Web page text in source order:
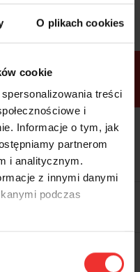
O plikach cookies
cookie
treści
i
Informacje o tym, jak
partnerom
i analitycznym.
z innymi danymi
podczas
bilet
Premium